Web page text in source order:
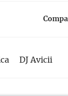
DJ Avicii